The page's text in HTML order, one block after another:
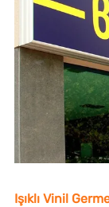
Işıklı Vinil